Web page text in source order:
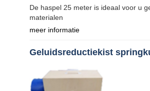
De haspel 25 meter is ideaal voor u
materialen
meer informatie
Geluidsreductiekist